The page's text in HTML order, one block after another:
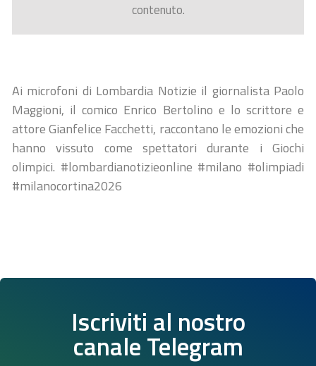
contenuto.
Ai microfoni di Lombardia Notizie il giornalista Paolo
Maggioni, il comico Enrico Bertolino e lo scrittore e
attore Gianfelice Facchetti, raccontano le emozioni che
hanno vissuto come spettatori durante i Giochi
olimpici. #lombardianotizieonline #milano #olimpiadi
#milanocortina2026
Iscriviti al nostro
canale Telegram